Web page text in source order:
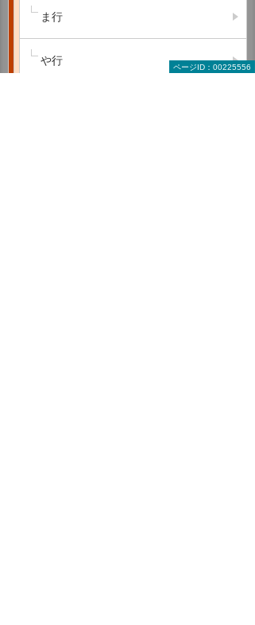
ページID：00225556
ま行
や行